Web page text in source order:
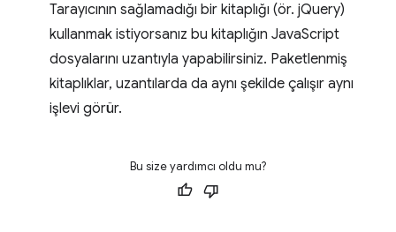
Tarayıcının sağlamadığı bir kitaplığı (ör. jQuery)
kullanmak istiyorsanız bu kitaplığın JavaScript
dosyalarını uzantıyla yapabilirsiniz. Paketlenmiş
kitaplıklar, uzantılarda da aynı şekilde çalışır aynı
işlevi görür.
Bu size yardımcı oldu mu?